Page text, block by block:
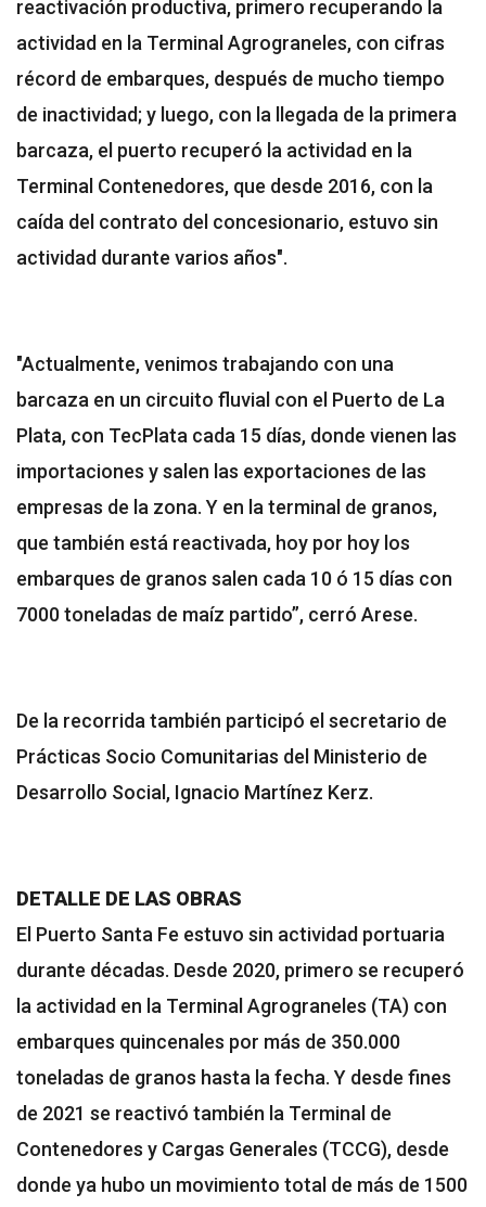
reactivación productiva, primero recuperando la
actividad en la Terminal Agrograneles, con cifras
récord de embarques, después de mucho tiempo
de inactividad; y luego, con la llegada de la primera
barcaza, el puerto recuperó la actividad en la
Terminal Contenedores, que desde 2016, con la
caída del contrato del concesionario, estuvo sin
actividad durante varios años".
"Actualmente, venimos trabajando con una
barcaza en un circuito fluvial con el Puerto de La
Plata, con TecPlata cada 15 días, donde vienen las
importaciones y salen las exportaciones de las
empresas de la zona. Y en la terminal de granos,
que también está reactivada, hoy por hoy los
embarques de granos salen cada 10 ó 15 días con
7000 toneladas de maíz partido”, cerró Arese.
De la recorrida también participó el secretario de
Prácticas Socio Comunitarias del Ministerio de
Desarrollo Social, Ignacio Martínez Kerz.
DETALLE DE LAS OBRAS
El Puerto Santa Fe estuvo sin actividad portuaria
durante décadas. Desde 2020, primero se recuperó
la actividad en la Terminal Agrograneles (TA) con
embarques quincenales por más de 350.000
toneladas de granos hasta la fecha. Y desde fines
de 2021 se reactivó también la Terminal de
Contenedores y Cargas Generales (TCCG), desde
donde ya hubo un movimiento total de más de 1500